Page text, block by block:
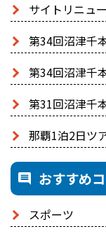
サイトリニュ
第34回沼津千
第34回沼津千
第31回沼津千
那覇1泊2日ツ
おすすめ
スポーツ